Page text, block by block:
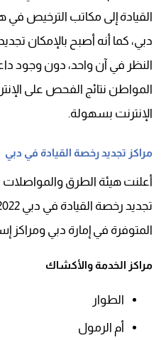
القيادة إلى مكاتب الترخيص
دبي، كما أنه أصبح بالإمكان
النظر في آن واحد، دون وجود
المواطن نتائج الفحص على
الإنترنت بسهولة.
مراكز تجديد رخصة القيادة في دبي
المتوفرة في إمارة دبي ومراكز
مراكز الخدمة والأكشاك
الطوار
أم الرمول